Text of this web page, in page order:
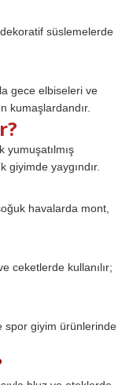
süslemelerde
gece elbiseleri ve
kumaşlardandır.
yumuşatılmış
yaygındır.
havalarda mont,
ceketlerde kullanılır;
spor giyim ürünlerinde